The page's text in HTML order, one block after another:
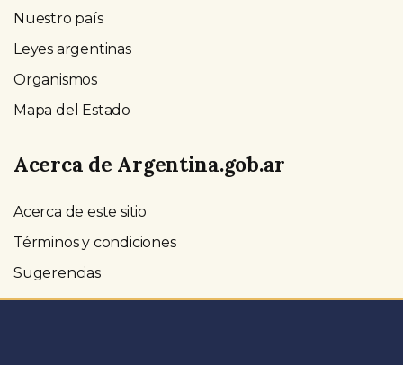
Nuestro país
Leyes argentinas
Organismos
Mapa del Estado
Acerca de Argentina.gob.ar
Acerca de este sitio
Términos y condiciones
Sugerencias